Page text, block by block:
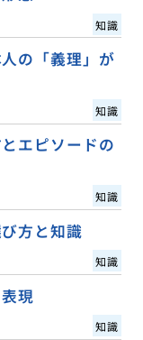
知識
の「義理」が
知識
エピソードの
知識
方と知識
知識
現
知識